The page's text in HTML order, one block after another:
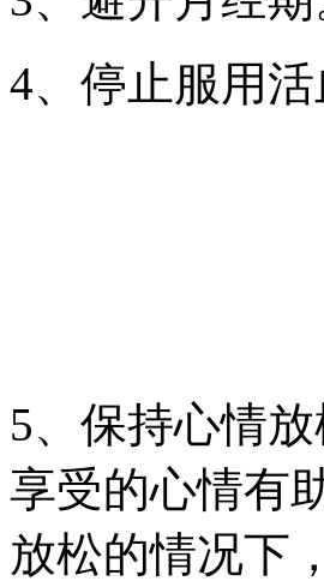
4、停止服用
5、保持心情
享受的心情有
放松的情况下